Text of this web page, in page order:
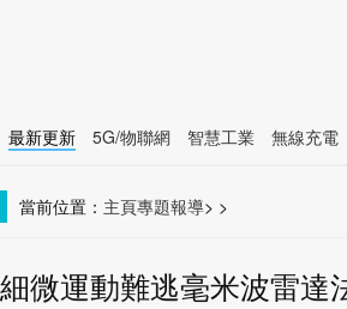
最新更新 5G/物聯網 智慧工業 無線充電
當前位置： 主頁 >
專題報導 >
細微運動難逃毫米波雷達